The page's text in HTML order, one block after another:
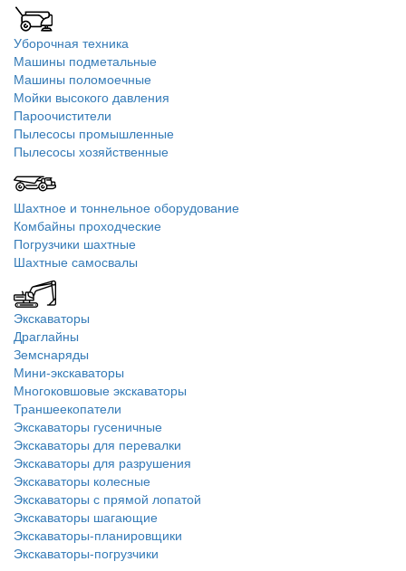
Уборочная техника
Машины подметальные
Машины поломоечные
Мойки высокого давления
Пароочистители
Пылесосы промышленные
Пылесосы хозяйственные
Шахтное и тоннельное оборудование
Комбайны проходческие
Погрузчики шахтные
Шахтные самосвалы
Экскаваторы
Драглайны
Земснаряды
Мини-экскаваторы
Многоковшовые экскаваторы
Траншеекопатели
Экскаваторы гусеничные
Экскаваторы для перевалки
Экскаваторы для разрушения
Экскаваторы колесные
Экскаваторы с прямой лопатой
Экскаваторы шагающие
Экскаваторы-планировщики
Экскаваторы-погрузчики